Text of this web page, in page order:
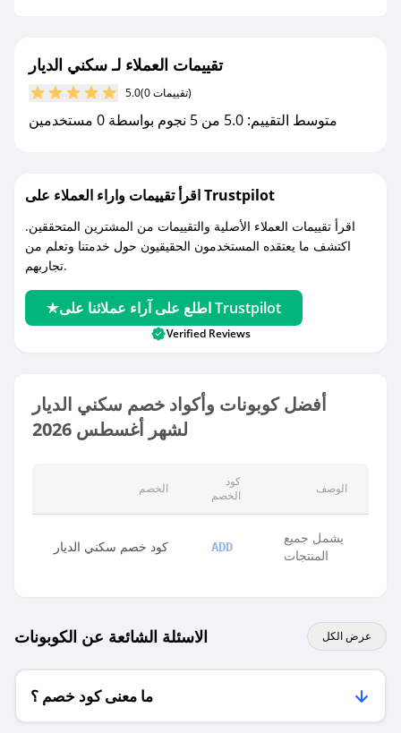
جديد.
مع صحصح، تسوق بذكاء ووفّر على كل مشترياتك مع
كوبونات خصم حصرية من سكني الديار!
تقييمات العملاء لـ سكني الديار
5.0 (0 تقييمات)
متوسط التقييم: 5.0 من 5 نجوم بواسطة 0 مستخدمين
اقرأ تقييمات واراء العملاء على Trustpilot
اقرأ تقييمات العملاء الأصلية والتقييمات من المشترين المتحققين.
اكتشف ما يعتقده المستخدمون الحقيقيون حول خدمتنا وتعلم من
تجاربهم.
اطلع على آراء عملائنا على Trustpilot
Verified Reviews
أفضل كوبونات وأكواد خصم سكني الديار
لشهر أغسطس 2026
الخصم
كود
الخصم
الوصف
كود خصم سكني الديار ADD
يشمل جميع
المنتجات
الاسئلة الشائعة عن الكوبونات عرض الكل
ما معنى كود خصم ؟